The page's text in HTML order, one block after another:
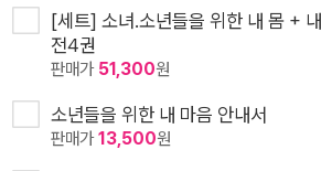
[세트] 소녀.소년들을 위한 내 몸 +
전4권
판매가 51,300원
소년들을 위한 내 마음 안내서
판매가13,500원